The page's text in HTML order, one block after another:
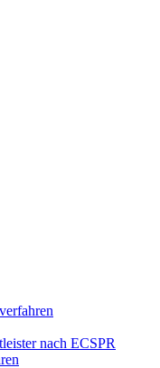
nach ECSPR